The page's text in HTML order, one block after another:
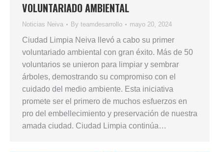
VOLUNTARIADO AMBIENTAL
Noticias Neiva By teamdesarrollo mayo 20, 2024
Ciudad Limpia Neiva llevó a cabo su primer
voluntariado ambiental con gran éxito. Más de 50
voluntarios se unieron para limpiar y sembrar
árboles, demostrando su compromiso con el
cuidado del medio ambiente. Esta iniciativa
promete ser el primero de muchos esfuerzos en
pro del embellecimiento y preservación de nuestra
amada ciudad. Ciudad Limpia continúa…